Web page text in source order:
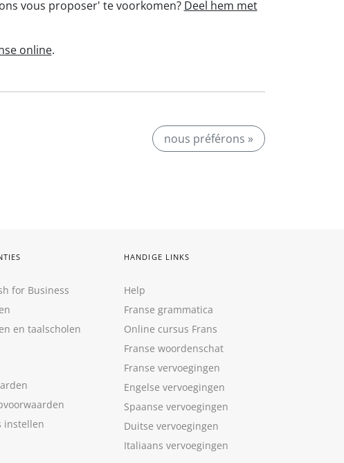
vous proposer' te voorkomen? Deel hem met
online.
nous préférons »
for Business
en taalscholen
instellen
HANDIGE LINKS
Help
Franse grammatica
Online cursus Frans
Franse woordenschat
Franse vervoegingen
Engelse vervoegingen
Spaanse vervoegingen
Duitse vervoegingen
Italiaans vervoegingen